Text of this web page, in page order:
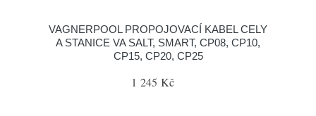
VAGNERPOOL PROPOJOVACÍ KABEL CELY
A STANICE VA SALT, SMART, CP08, CP10,
CP15, CP20, CP25
1 245 Kč